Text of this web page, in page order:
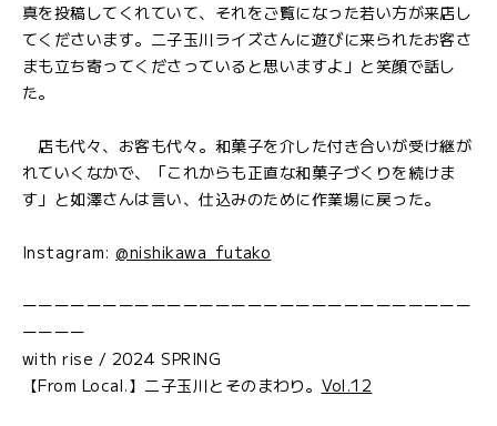
真を投稿してくれていて、それをご覧になった若い方が来店し
てくださいます。二子玉川ライズさんに遊びに来られたお客さ
まも立ち寄ってくださっていると思いますよ」と笑顔で話し
た。
店も代々、お客も代々。和菓子を介した付き合いが受け継が
れていくなかで、「これからも正直な和菓子づくりを続けま
す」と如澤さんは言い、仕込みのために作業場に戻った。
Instagram:@nishikawa_futako
ーーーーーーーーーーーーーーーーーーーーーーーーーーーー
ーーーー
with rise / 2024 SPRING
【From Local.】二子玉川とそのまわり。 Vol.12